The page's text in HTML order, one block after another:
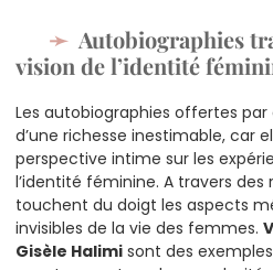
Autobiographies
vision de l’identité
Les autobiographies offertes
d’une richesse inestimable, car
perspective intime sur les
l’identité féminine. A travers des
touchent du doigt les aspects
invisibles de la vie des femmes.
Gisèle Halimi sont des